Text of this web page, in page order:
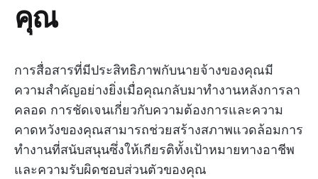
คุณ
การสื่อสารที่มีประสิทธิภาพกับนายจ้างของคุณมี
ความสำคัญอย่างยิ่งเมื่อคุณกลับมาทำงานหลังการลา
คลอด การชัดเจนเกี่ยวกับความต้องการและความ
คาดหวังของคุณสามารถช่วยสร้างสภาพแวดล้อมการ
ทำงานที่สนับสนุนซึ่งให้เกียรติทั้งเป้าหมายทางอาชีพ
และความรับผิดชอบส่วนตัวของคุณ